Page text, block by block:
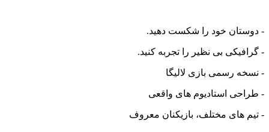
خود را شکست دهید.
بی نظیر را تجربه کنید.
رسمی بازی لالیگا
استادیوم های واقعی
مختلف، بازیکنان معروف